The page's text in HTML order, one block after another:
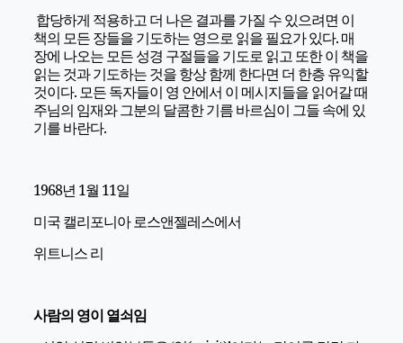
합당하게 적용하고 더 나은 결과를 가질 수 있으려면 이
책의 모든 장들을 기도하는 영으로 읽을 필요가 있다. 매
장에 나오는 모든 성경 구절들을 기도로 읽고 또한 이 책을
읽는 것과 기도하는 것을 항상 함께 한다면 더 한층 유익할
것이다. 모든 독자들이 영 안에서 이 메시지들을 읽어갈 때
주님의 임재와 그분의 달콤한 기름 바르심이 그들 속에 있
기를 바란다.
1968년 1월 11일
미국 캘리포니아 로스앤젤레스에서
위트니스 리
사람의 영이 열쇠임